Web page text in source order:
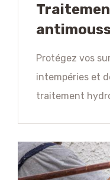
Protégez vos
intempéries et
traitement